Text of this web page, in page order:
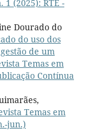
1 (2025): RTE -
Dourado do
do uso dos
de um
Temas em
Contínua
Temas em
jun.)